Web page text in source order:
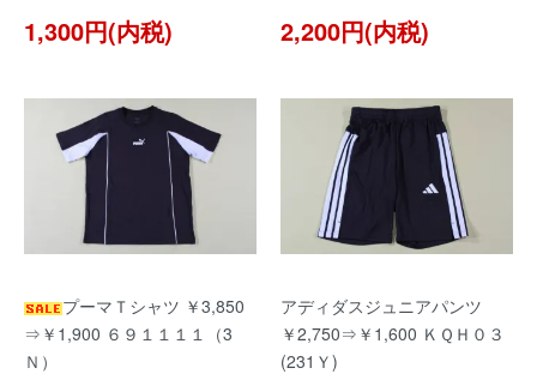
1,300円(内税) 2,200円(内税)
プーマＴシャツ ￥3,850
⇒￥1,900 ６９１１１１（3
Ｎ）
アディダスジュニアパンツ
￥2,750⇒￥1,600 ＫＱＨ０３
(231Ｙ)